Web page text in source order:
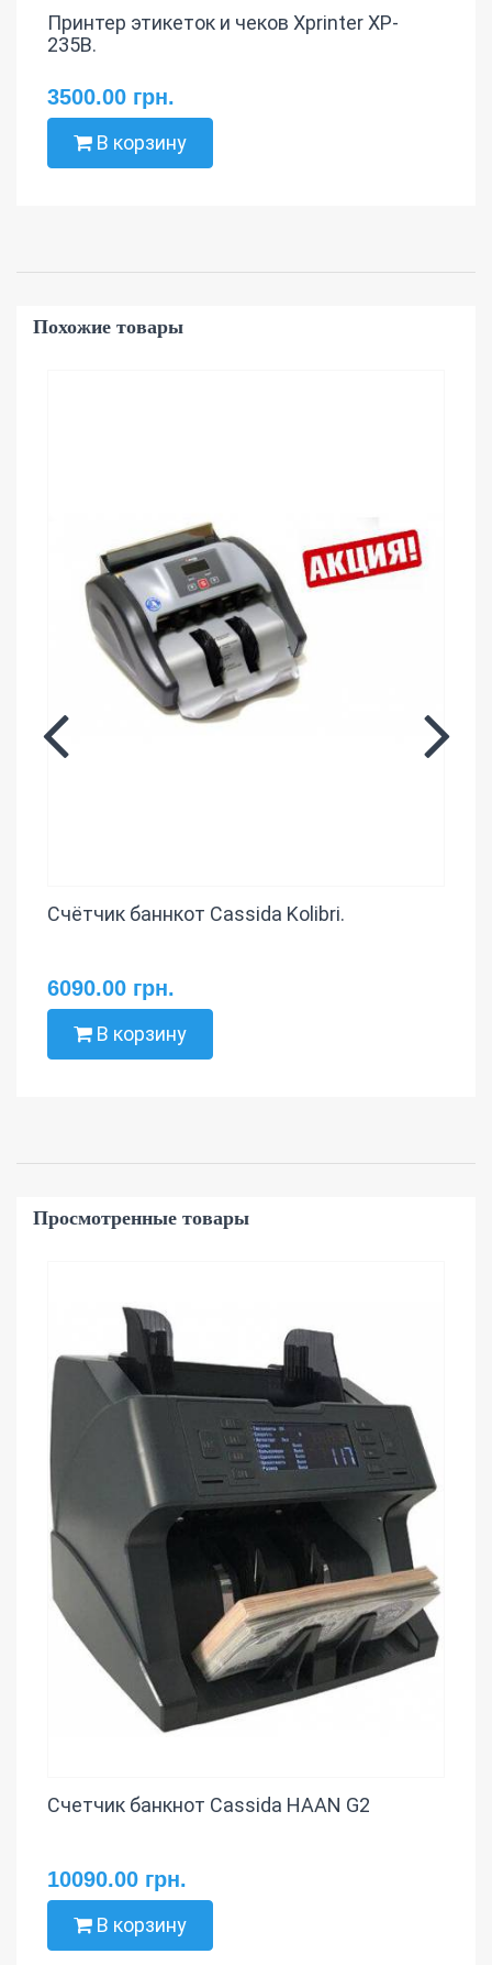
Принтер этикеток и чеков Xprinter XP-
235B.
3500.00 грн.
В корзину
Похожие товары
Счётчик баннкот Cassida Kolibri.
6090.00 грн.
В корзину
Просмотренные товары
Счетчик банкнот Cassida HAAN G2
10090.00 грн.
В корзину